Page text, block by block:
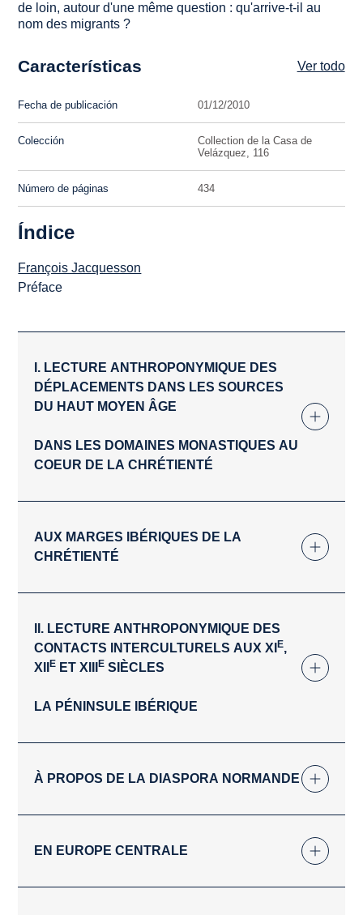
de loin, autour d'une même question : qu'arrive-t-il au
nom des migrants ?
Características Ver todo
Fecha de publicación 01/12/2010
Colección
Collection de la Casa de
Velázquez, 116
Número de páginas 434
Índice
François Jacquesson
Préface
I. LECTURE ANTHROPONYMIQUE DES
DÉPLACEMENTS DANS LES SOURCES
DU HAUT MOYEN ÂGE
DANS LES DOMAINES MONASTIQUES AU
COEUR DE LA CHRÉTIENTÉ
AUX MARGES IBÉRIQUES DE LA
CHRÉTIENTÉ
II. LECTURE ANTHROPONYMIQUE DES
CONTACTS INTERCULTURELS AUX XIE,
XIIE ET XIIIE SIÈCLES
LA PÉNINSULE IBÉRIQUE
À PROPOS DE LA DIASPORA NORMANDE
EN EUROPE CENTRALE